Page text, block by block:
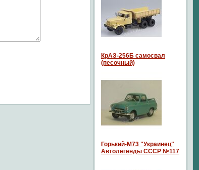
КрАЗ-256Б самосвал
(песочный)
Горький-М73 "Украинец"
Автолегенды СССР №117